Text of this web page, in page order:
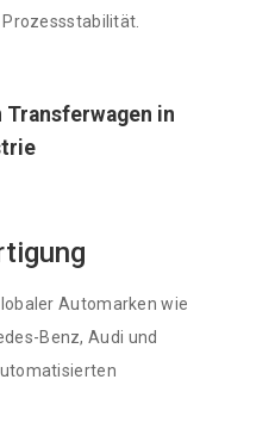
Transferwagen in
Automarken wie
Benz, Audi und